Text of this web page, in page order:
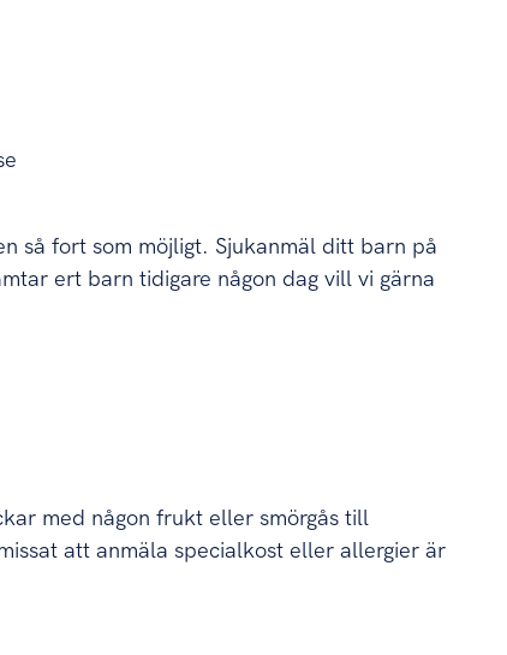
så fort som möjligt. Sjukanmäl ditt barn på
ert barn tidigare någon dag vill vi gärna
med någon frukt eller smörgås till
att anmäla specialkost eller allergier är